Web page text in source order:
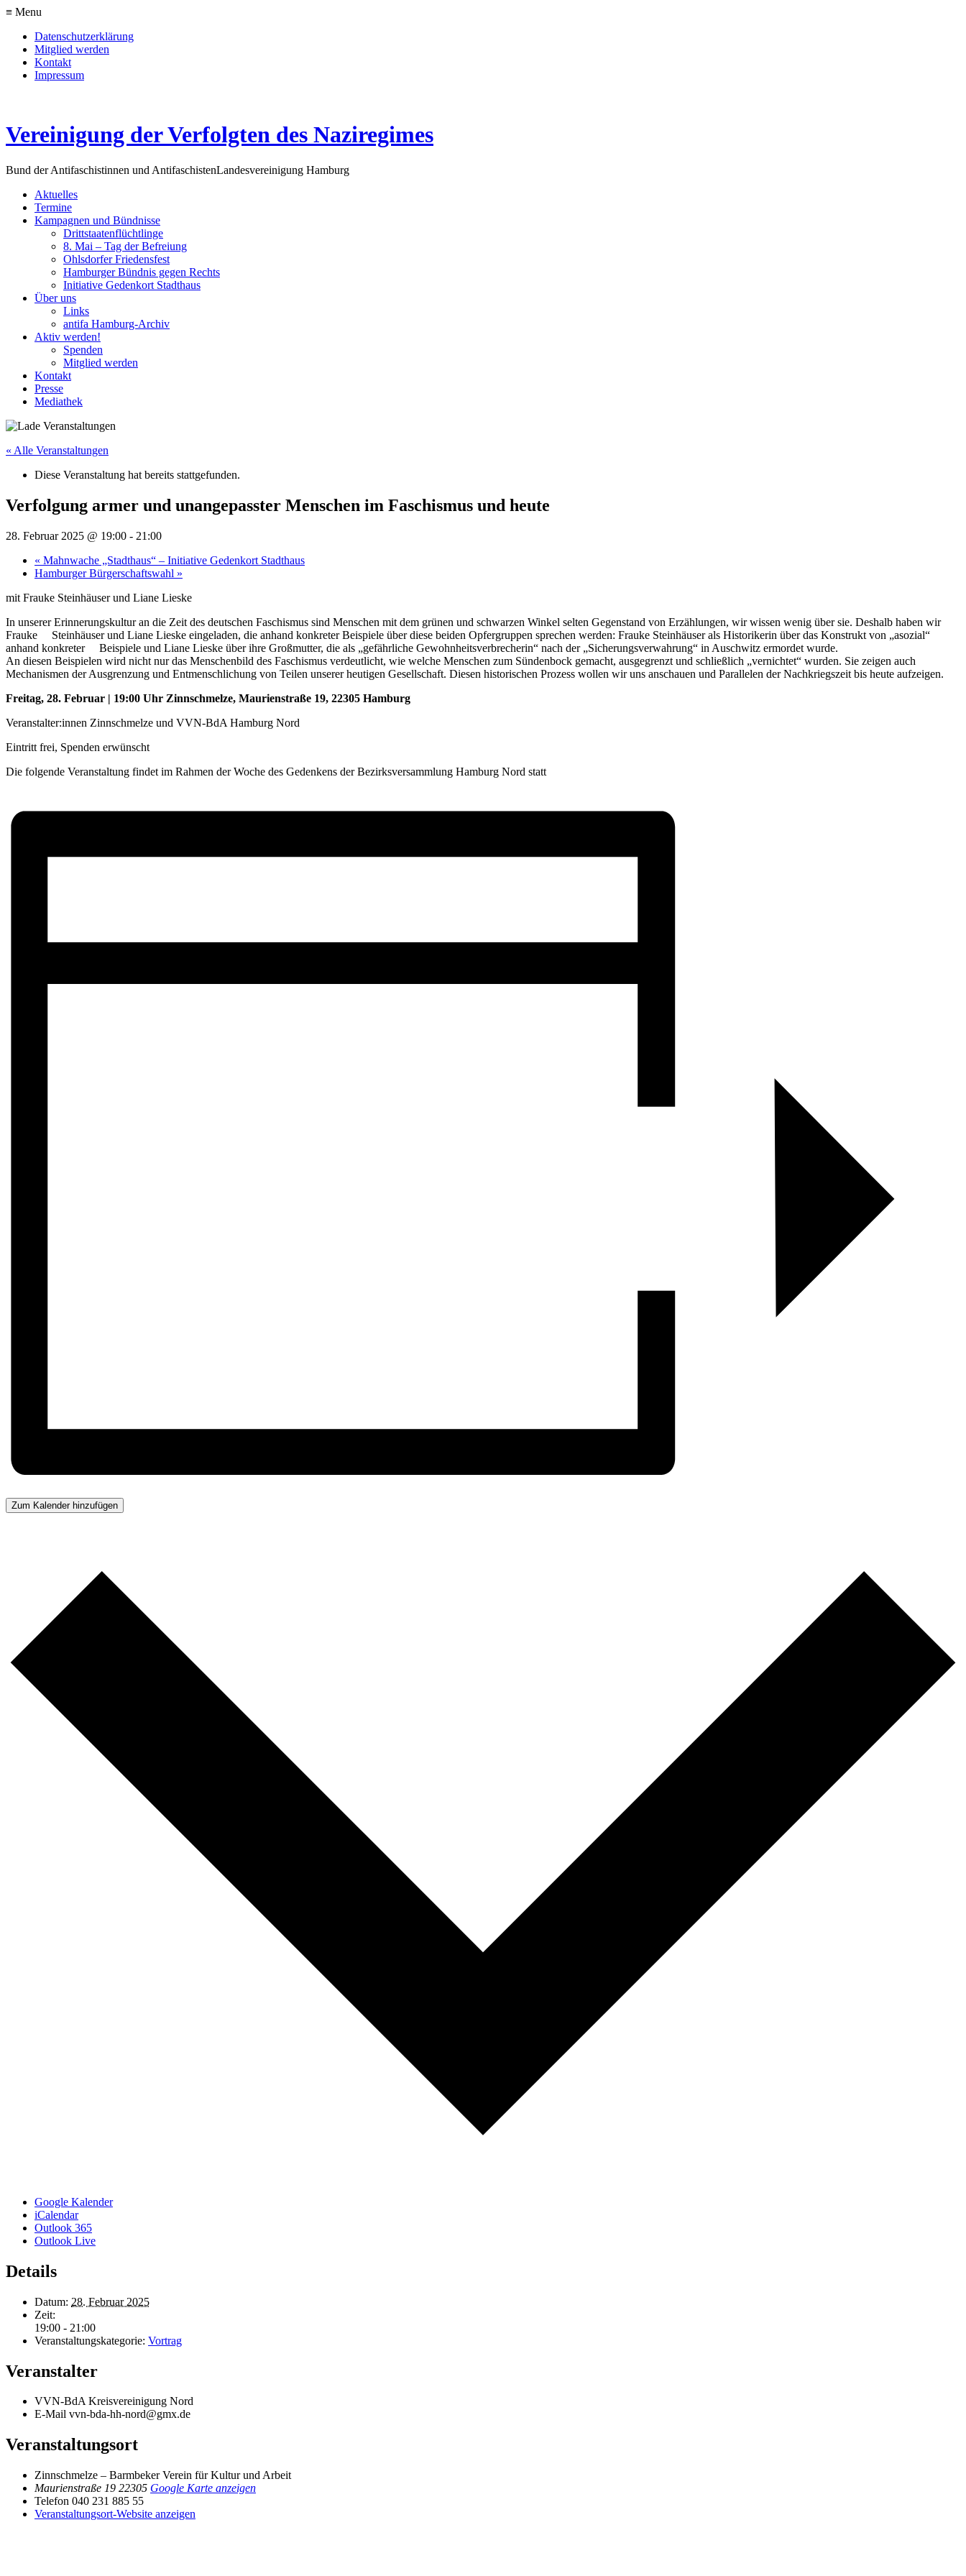
≡ Menu
Datenschutzerklärung
Mitglied werden
Kontakt
Impressum
Vereinigung der Verfolgten des Naziregimes
Bund der Antifaschistinnen und AntifaschistenLandesvereinigung Hamburg
Aktuelles
Termine
Kampagnen und Bündnisse
Drittstaatenflüchtlinge
8. Mai – Tag der Befreiung
Ohlsdorfer Friedensfest
Hamburger Bündnis gegen Rechts
Initiative Gedenkort Stadthaus
Über uns
Links
antifa Hamburg-Archiv
Aktiv werden!
Spenden
Mitglied werden
Kontakt
Presse
Mediathek
« Alle Veranstaltungen
Diese Veranstaltung hat bereits stattgefunden.
Verfolgung armer und unangepasster Menschen im Faschismus und heute
28. Februar 2025 @ 19:00 - 21:00
« Mahnwache „Stadthaus“ – Initiative Gedenkort Stadthaus
Hamburger Bürgerschaftswahl »
mit Frauke Steinhäuser und Liane Lieske
In unserer Erinnerungskultur an die Zeit des deutschen Faschismus sind Menschen mit dem grünen und schwarzen Winkel selten Gegenstand von Erzählungen, wir wissen wenig über sie. Deshalb haben wir
Frauke Steinhäuser und Liane Lieske eingeladen, die anhand konkreter Beispiele über diese beiden Opfergruppen sprechen werden: Frauke Steinhäuser als Historikerin über das Konstrukt von „asozial“
anhand konkreter Beispiele und Liane Lieske über ihre Großmutter, die als „gefährliche Gewohnheitsverbrecherin“ nach der „Sicherungsverwahrung“ in Auschwitz ermordet wurde.
An diesen Beispielen wird nicht nur das Menschenbild des Faschismus verdeutlicht, wie welche Menschen zum Sündenbock gemacht, ausgegrenzt und schließlich „vernichtet“ wurden. Sie zeigen auch
Mechanismen der Ausgrenzung und Entmenschlichung von Teilen unserer heutigen Gesellschaft. Diesen historischen Prozess wollen wir uns anschauen und Parallelen der Nachkriegszeit bis heute aufzeigen.
Freitag, 28. Februar | 19:00 Uhr Zinnschmelze, Maurienstraße 19, 22305 Hamburg
Veranstalter:innen Zinnschmelze und VVN-BdA Hamburg Nord
Eintritt frei, Spenden erwünscht
Die folgende Veranstaltung findet im Rahmen der Woche des Gedenkens der Bezirksversammlung Hamburg Nord statt
Zum Kalender hinzufügen
Google Kalender
iCalendar
Outlook 365
Outlook Live
Details
Datum: 28. Februar 2025
Zeit:
19:00 - 21:00
Veranstaltungskategorie: Vortrag
Veranstalter
VVN-BdA Kreisvereinigung Nord
E-Mail vvn-bda-hh-nord@gmx.de
Veranstaltungsort
Zinnschmelze – Barmbeker Verein für Kultur und Arbeit
Maurienstraße 19 22305 Google Karte anzeigen
Telefon 040 231 885 55
Veranstaltungsort-Website anzeigen